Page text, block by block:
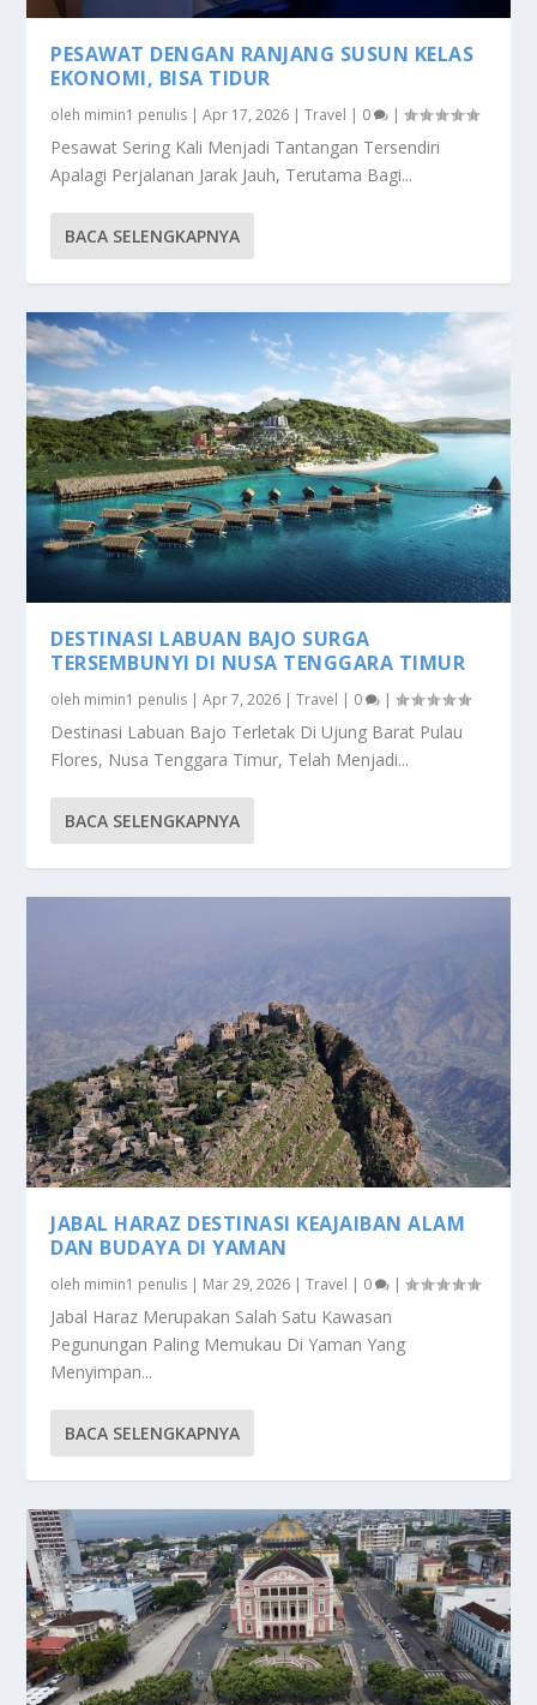
PESAWAT DENGAN RANJANG SUSUN KELAS
EKONOMI, BISA TIDUR
oleh mimin1 penulis |Apr 17, 2026 |Travel | 0 |
Pesawat Sering Kali Menjadi Tantangan Tersendiri
Apalagi Perjalanan Jarak Jauh, Terutama Bagi...
BACA SELENGKAPNYA
DESTINASI LABUAN BAJO SURGA
TERSEMBUNYI DI NUSA TENGGARA TIMUR
oleh mimin1 penulis |Apr 7, 2026 |Travel | 0 |
Destinasi Labuan Bajo Terletak Di Ujung Barat Pulau
Flores, Nusa Tenggara Timur, Telah Menjadi...
BACA SELENGKAPNYA
JABAL HARAZ DESTINASI KEAJAIBAN ALAM
DAN BUDAYA DI YAMAN
oleh mimin1 penulis | Mar 29, 2026 |Travel | 0 |
Jabal Haraz Merupakan Salah Satu Kawasan
Pegunungan Paling Memukau Di Yaman Yang
Menyimpan...
BACA SELENGKAPNYA